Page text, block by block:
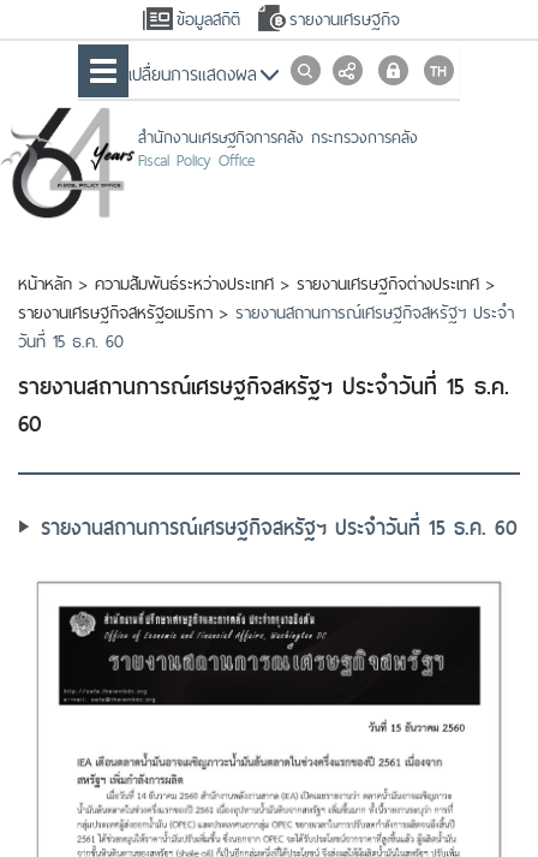
ข้อมูลสถิติ รายงานเศรษฐกิจ
เปลื่ยนการแสดงผล
สำนักงานเศรษฐกิจการคลัง กระทรวงการคลัง
Fiscal Policy Office
หน้าหลัก > ความสัมพันธ์ระหว่างประเทศ > รายงานเศรษฐกิจต่างประเทศ >
รายงานเศรษฐกิจสหรัฐอเมริกา > รายงานสถานการณ์เศรษฐ​กิจสหรัฐฯ ประจำ
วันที่ 15 ธ.ค. 60
รายงานสถานการณ์เศรษฐ​กิจสหรัฐฯ ประจำวันที่ 15 ธ.ค.
60
รายงานสถานการณ์เศรษฐ​กิจสหรัฐฯ ประจำวันที่ 15 ธ.ค. 60